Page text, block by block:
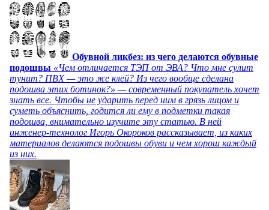
Обувной ликбез: из чего делаются обувные
подошвы «Чем отличается ТЭП от ЭВА? Что мне сулит
тунит? ПВХ — это же клей? Из чего вообще сделана
подошва этих ботинок?» — современный покупатель хочет
знать все. Чтобы не ударить перед ним в грязь лицом и
суметь объяснить, годится ли ему в подметки такая
подошва, внимательно изучите эту статью. В ней
инженер-технолог Игорь Окороков рассказывает, из каких
материалов делаются подошвы обуви и чем хорош каждый
из них.